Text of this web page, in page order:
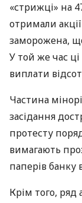
«стрижці» на
отримали
заморожена,
У той же час
виплати
Частина
засідання
протесту
вимагають
паперів банку
Крім того, ряд